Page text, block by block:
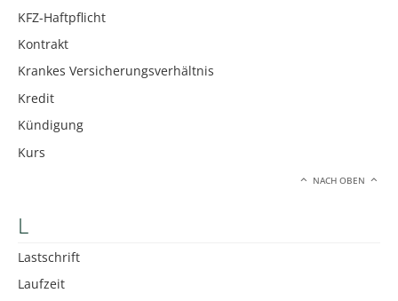
KFZ-Haftpflicht
Kontrakt
Krankes Versicherungsverhältnis
Kredit
Kündigung
Kurs
NACH OBEN
L
Lastschrift
Laufzeit